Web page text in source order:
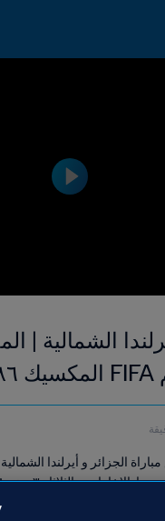
الجزائر و أيرلندا
يوم الثلاثاء ٣ يونيو ١٩٨٦.